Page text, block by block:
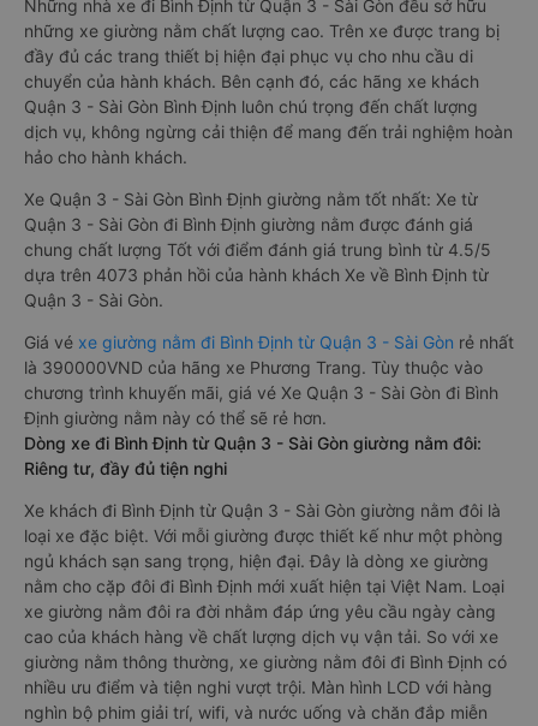
Những nhà xe đi Bình Định từ Quận 3 - Sài Gòn đều sở hữu
những xe giường nằm chất lượng cao. Trên xe được trang bị
đầy đủ các trang thiết bị hiện đại phục vụ cho nhu cầu di
chuyển của hành khách. Bên cạnh đó, các hãng xe khách
Quận 3 - Sài Gòn Bình Định luôn chú trọng đến chất lượng
dịch vụ, không ngừng cải thiện để mang đến trải nghiệm hoàn
hảo cho hành khách.
Xe Quận 3 - Sài Gòn Bình Định giường nằm tốt nhất: Xe từ
Quận 3 - Sài Gòn đi Bình Định giường nằm được đánh giá
chung chất lượng Tốt với điểm đánh giá trung bình từ 4.5/5
dựa trên 4073 phản hồi của hành khách Xe về Bình Định từ
Quận 3 - Sài Gòn.
Giá vé xe giường nằm đi Bình Định từ Quận 3 - Sài Gòn rẻ nhất
là 390000VND của hãng xe Phương Trang. Tùy thuộc vào
chương trình khuyến mãi, giá vé Xe Quận 3 - Sài Gòn đi Bình
Định giường nằm này có thể sẽ rẻ hơn.
Dòng xe đi Bình Định từ Quận 3 - Sài Gòn giường nằm đôi:
Riêng tư, đầy đủ tiện nghi
Xe khách đi Bình Định từ Quận 3 - Sài Gòn giường nằm đôi là
loại xe đặc biệt. Với mỗi giường được thiết kế như một phòng
ngủ khách sạn sang trọng, hiện đại. Đây là dòng xe giường
nằm cho cặp đôi đi Bình Định mới xuất hiện tại Việt Nam. Loại
xe giường nằm đôi ra đời nhằm đáp ứng yêu cầu ngày càng
cao của khách hàng về chất lượng dịch vụ vận tải. So với xe
giường nằm thông thường, xe giường nằm đôi đi Bình Định có
nhiều ưu điểm và tiện nghi vượt trội. Màn hình LCD với hàng
nghìn bộ phim giải trí, wifi, và nước uống và chăn đắp miễn